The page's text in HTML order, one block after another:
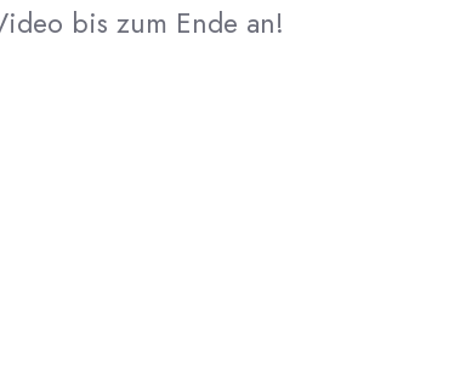
bis zum Ende an!